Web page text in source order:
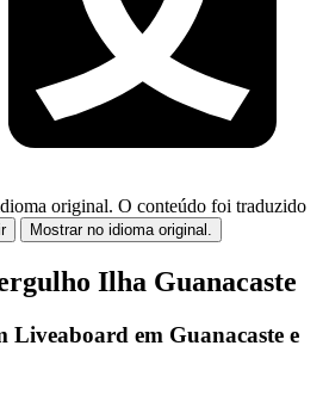
original. O conteúdo foi traduzido
Mostrar no idioma original.
Ilha Guanacaste
Liveaboard em Guanacaste e